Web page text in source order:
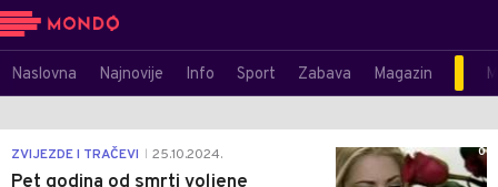
Naslovna Najnovije Info Sport Zabava Magazin
ZVIJEZDE I TRAČEVI 25.10.2024. 0